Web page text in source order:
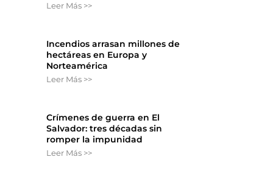
Leer Más >>
Incendios arrasan millones de
hectáreas en Europa y
Norteamérica
Leer Más >>
Crímenes de guerra en El
Salvador: tres décadas sin
romper la impunidad
Leer Más >>